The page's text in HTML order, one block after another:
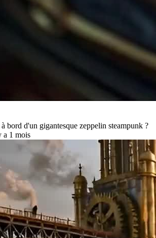
bord d'un gigantesque zeppelin steampunk ?
a 1 mois